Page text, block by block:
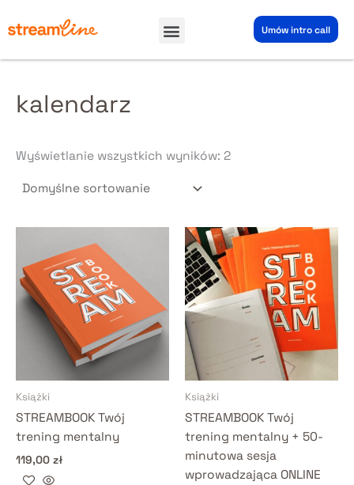
do
Menu Umów intro call
kalendarz
Wyświetlanie wszystkich wyników: 2
Książki
STREAMBOOK Twój
trening mentalny
119,00 zł
Książki
STREAMBOOK Twój
trening mentalny + 50-
minutowa sesja
wprowadzająca ONLINE